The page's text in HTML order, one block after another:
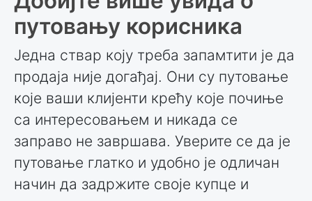
путовању корисника
Једна ствар коју треба запамтити је да
продаја није догађај. Они су путовање
које ваши клијенти крећу које почиње
са интересовањем и никада се
заправо не завршава. Уверите се да је
путовање глатко и удобно је одличан
начин да задржите своје купце и